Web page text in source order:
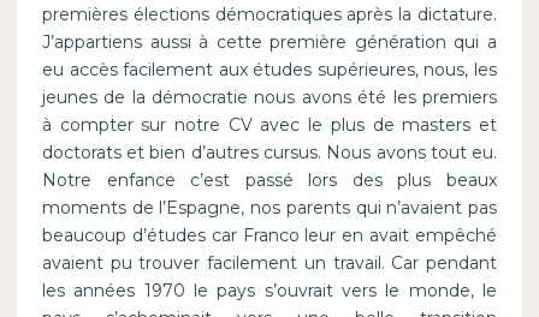
premières élections démocratiques après la dictature.
J’appartiens aussi à cette première génération qui a
eu accès facilement aux études supérieures, nous, les
jeunes de la démocratie nous avons été les premiers
à compter sur notre CV avec le plus de masters et
doctorats et bien d’autres cursus. Nous avons tout eu.
Notre enfance c’est passé lors des plus beaux
moments de l’Espagne, nos parents qui n’avaient pas
beaucoup d’études car Franco leur en avait empêché
avaient pu trouver facilement un travail. Car pendant
les années 1970 le pays s’ouvrait vers le monde, le